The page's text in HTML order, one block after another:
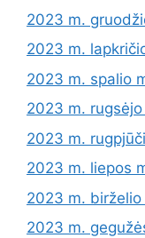
2023 m.
2023 m.
2023 m. spalio
2023 m.
2023 m.
2023 m. liepos
2023 m. birželio
2023 m.